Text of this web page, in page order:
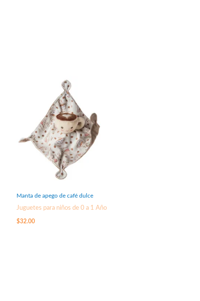
Manta de apego de café dulce
Juguetes para niños de 0 a 1 Año
$32.00